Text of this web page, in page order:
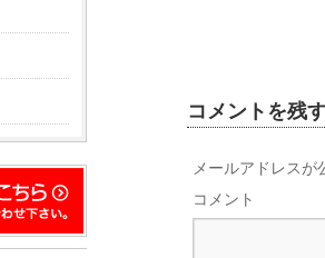
ウ
で
ま
す)
コメントを残
メールアドレスが
コメント